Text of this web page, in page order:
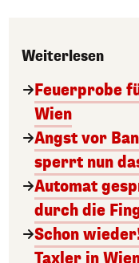
Weiterlesen
Feuerprobe
Wien
Angst vor
sperrt nun
Automat
durch die
Schon